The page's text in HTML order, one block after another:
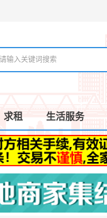
求租 生活服务